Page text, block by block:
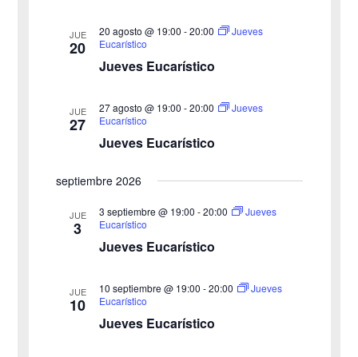
JUE
20
Jueves Eucarístico
20 agosto @ 19:00 -20:00
Jueves
Eucarístico
JUE
27
Jueves Eucarístico
27 agosto @ 19:00 -20:00
Jueves
Eucarístico
septiembre 2026
JUE
3
Jueves Eucarístico
3 septiembre @ 19:00 -20:00
Jueves
Eucarístico
JUE
10
Jueves Eucarístico
10 septiembre @ 19:00 -20:00
Jueves
Eucarístico